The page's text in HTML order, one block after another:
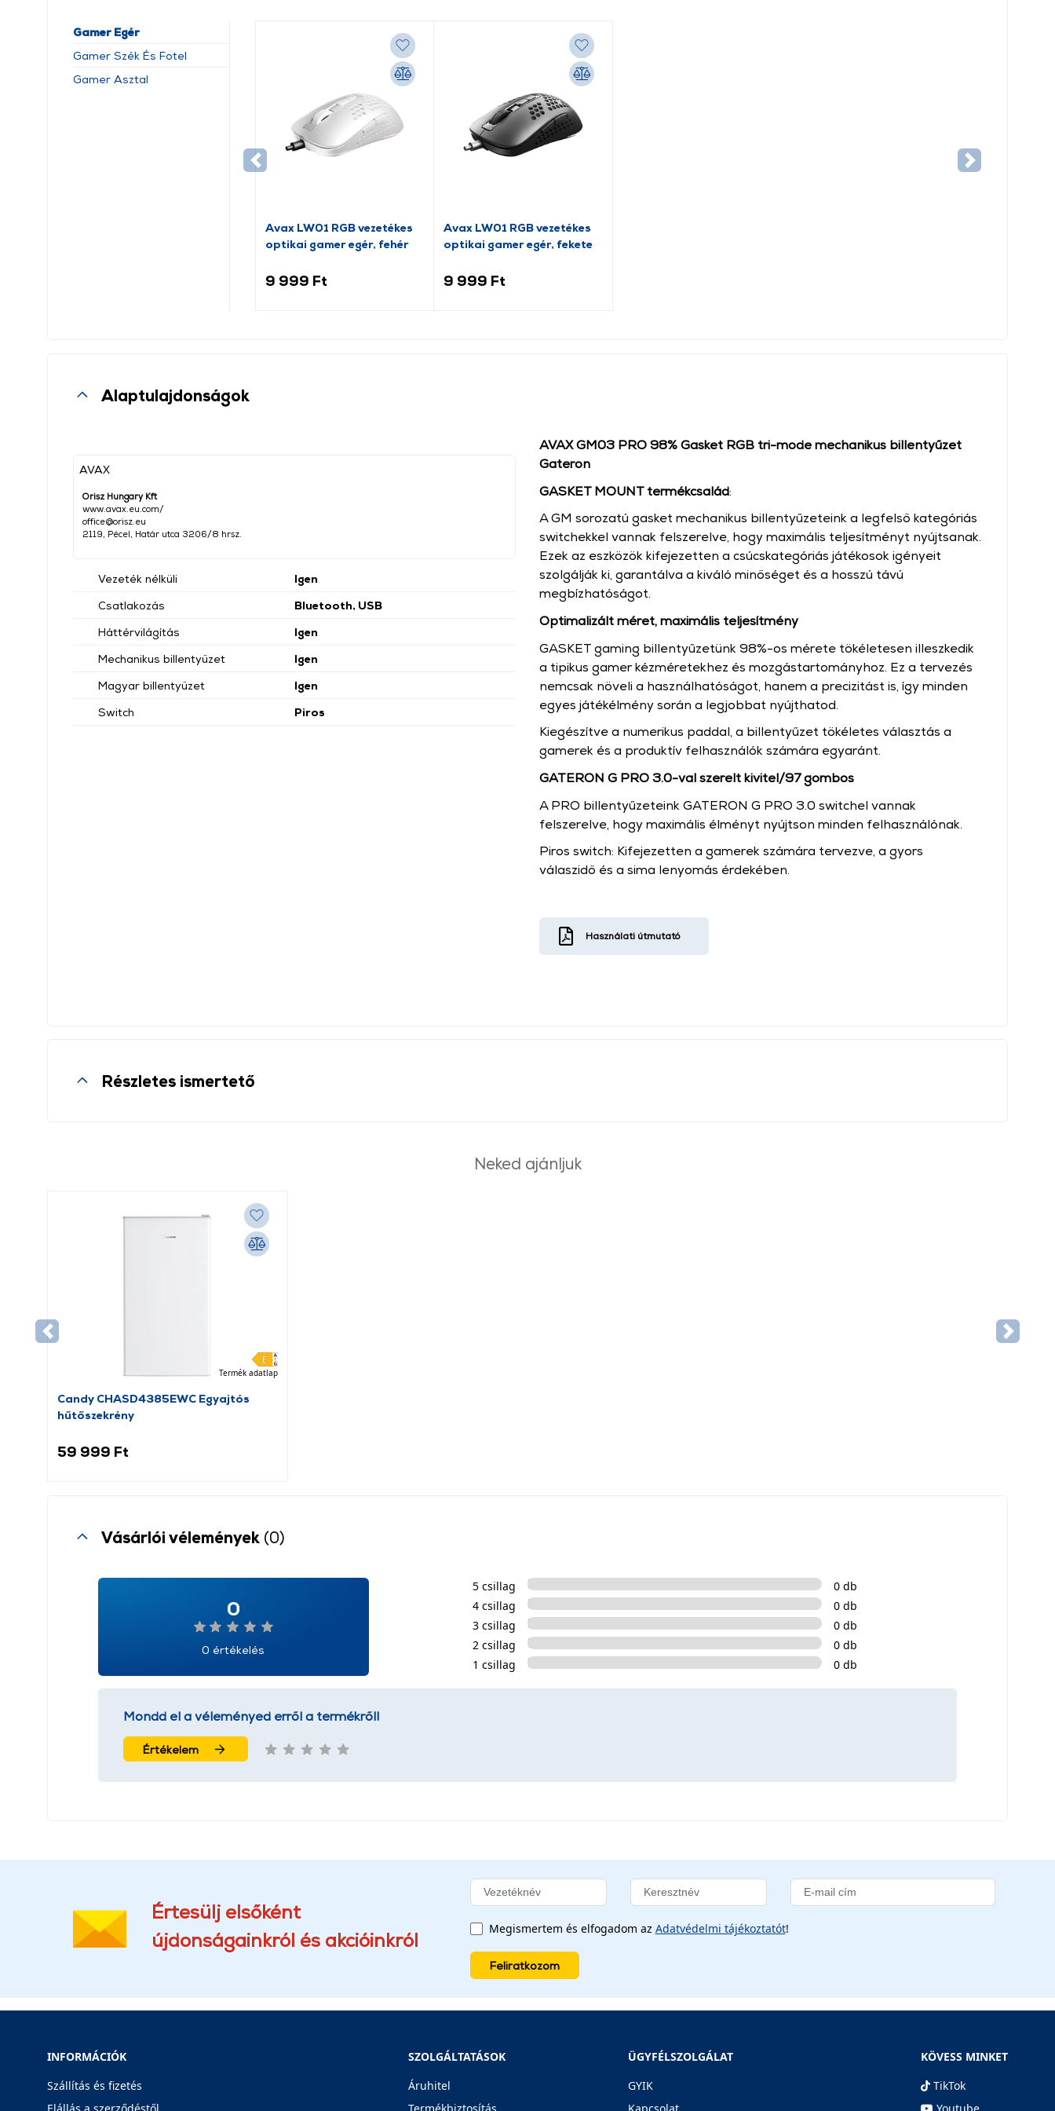
Gamer Egér
Gamer Szék És Fotel
Gamer Asztal
Avax LW01 RGB vezetékes
optikai gamer egér, fehér
9 999 Ft
Avax LW01 RGB vezetékes
optikai gamer egér, fekete
9 999 Ft
Alaptulajdonságok
AVAX
Orisz Hungary Kft
www.avax.eu.com/
office@orisz.eu
2119, Pécel, Határ utca 3206/8 hrsz.
Vezeték nélküli
Igen
Csatlakozás
Bluetooth, USB
Háttérvilágítás
Igen
Mechanikus billentyűzet
Igen
Magyar billentyűzet
Igen
Switch
Piros
AVAX GM03 PRO 98% Gasket RGB tri-mode mechanikus billentyűzet
Gateron
GASKET MOUNT termékcsalád:
A GM sorozatú gasket mechanikus billentyűzeteink a legfelső kategóriás
switchekkel vannak felszerelve, hogy maximális teljesítményt nyújtsanak.
Ezek az eszközök kifejezetten a csúcskategóriás játékosok igényeit
szolgálják ki, garantálva a kiváló minőséget és a hosszú távú
megbízhatóságot.
Optimalizált méret, maximális teljesítmény
GASKET gaming billentyűzetünk 98%-os mérete tökéletesen illeszkedik
a tipikus gamer kézméretekhez és mozgástartományhoz. Ez a tervezés
nemcsak növeli a használhatóságot, hanem a precizitást is, így minden
egyes játékélmény során a legjobbat nyújthatod.
Kiegészítve a numerikus paddal, a billentyűzet tökéletes választás a
gamerek és a produktív felhasználók számára egyaránt.
GATERON G PRO 3.0-val szerelt kivitel/97 gombos
A PRO billentyűzeteink GATERON G PRO 3.0 switchel vannak
felszerelve, hogy maximális élményt nyújtson minden felhasználónak.
Piros switch: Kifejezetten a gamerek számára tervezve, a gyors
válaszidő és a sima lenyomás érdekében.
Használati útmutató
Részletes ismertető
Neked ajánljuk
Termék adatlap
Candy CHASD4385EWC Egyajtós
hűtőszekrény
59 999 Ft
Vásárlói vélemények (0)
0
0 értékelés
5 csillag
0 db
4 csillag
0 db
3 csillag
0 db
2 csillag
0 db
1 csillag
0 db
Mondd el a véleményed erről a termékről!
Értékelem
Értesülj elsőként
újdonságainkról és akcióinkról
Megismertem és elfogadom az Adatvédelmi tájékoztatót!
Feliratkozom
INFORMÁCIÓK
Szállítás és fizetés
SZOLGÁLTATÁSOK
Áruhitel
ÜGYFÉLSZOLGÁLAT
GYIK
KÖVESS MINKET
TikTok